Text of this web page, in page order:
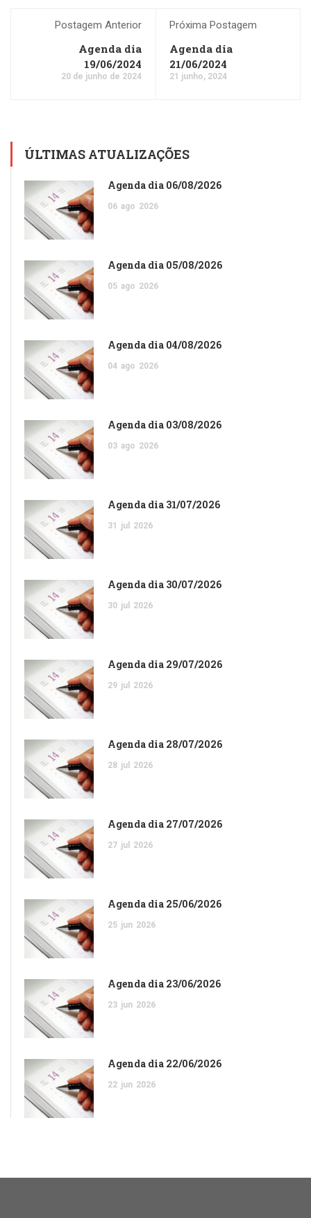
Postagem Anterior
Agenda dia
19/06/2024
20 de junho de 2024
Próxima Postagem
Agenda dia
21/06/2024
21 junho, 2024
ÚLTIMAS ATUALIZAÇÕES
Agenda dia 06/08/2026
06 ago 2026
Agenda dia 05/08/2026
05 ago 2026
Agenda dia 04/08/2026
04 ago 2026
Agenda dia 03/08/2026
03 ago 2026
Agenda dia 31/07/2026
31 jul 2026
Agenda dia 30/07/2026
30 jul 2026
Agenda dia 29/07/2026
29 jul 2026
Agenda dia 28/07/2026
28 jul 2026
Agenda dia 27/07/2026
27 jul 2026
Agenda dia 25/06/2026
25 jun 2026
Agenda dia 23/06/2026
23 jun 2026
Agenda dia 22/06/2026
22 jun 2026